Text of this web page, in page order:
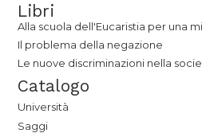
Libri
Alla scuola dell'Eucaristia per una
Il problema della negazione
Le nuove discriminazioni nella
Catalogo
Università
Saggi